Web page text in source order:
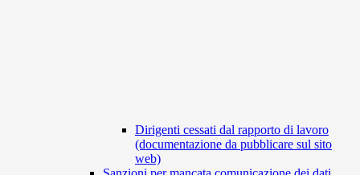
Dirigenti cessati dal rapporto di lavoro
(documentazione da pubblicare sul sito
web)